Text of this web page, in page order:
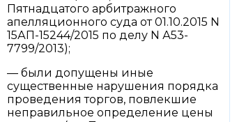
Пятнадцатого арбитражного
апелляционного суда от 01.10.2015 N
15АП-15244/2015 по делу N А53-
7799/2013);
— были допущены иные
существенные нарушения порядка
проведения торгов, повлекшие
неправильное определение цены